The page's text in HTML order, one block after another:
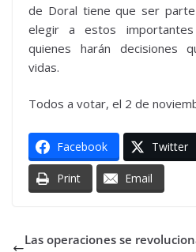
de Doral tiene que ser
elegir a estos importantes
quienes harán decisiones
vidas.
Todos a votar, el 2 de
Facebook Twitter
Print Email
Las operaciones se